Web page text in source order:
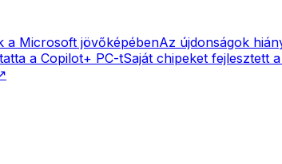
a Microsoft jövőképébenAz újdonságok
a Copilot+ PC-tSaját chipeket fejlesztett